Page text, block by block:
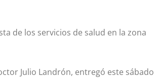
de los servicios de salud en la zona
Julio Landrón, entregó este sábado